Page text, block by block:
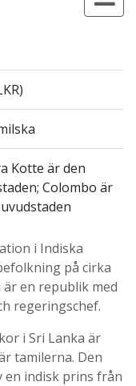
Kotte är den
Colombo är
i Indiska
på cirka
en republik med
regeringschef.
i Sri Lanka är
tamilerna. Den
en indisk prins från